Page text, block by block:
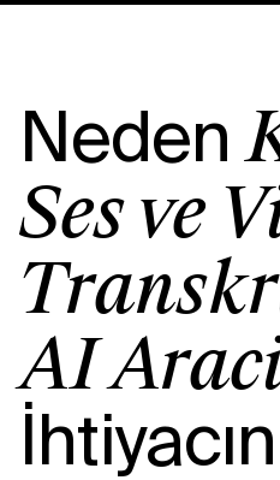
Neden
Ses ve
AI